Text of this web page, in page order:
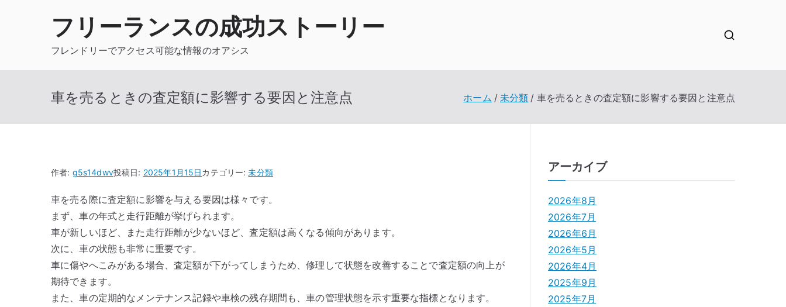
フリーランスの成功ストーリー
フレンドリーでアクセス可能な情報のオアシス
車を売るときの査定額に影響する要因と注意点 ホーム 未分類 車を売るときの査定額に影響する要因と注意点
作者: g5s14dwv投稿日: 2025年1月15日カテゴリー:未分類
車を売る際に査定額に影響を与える要因は様々です。
まず、車の年式と走行距離が挙げられます。
車が新しいほど、また走行距離が少ないほど、査定額は高くなる傾向があります。
次に、車の状態も非常に重要です。
車に傷やへこみがある場合、査定額が下がってしまうため、修理して状態を改善することで査定額の向上が
期待できます。
また、車の定期的なメンテナンス記録や車検の残存期間も、車の管理状態を示す重要な指標となります。
アーカイブ
2026年8月
2026年7月
2026年6月
2026年5月
2026年4月
2025年9月
2025年7月